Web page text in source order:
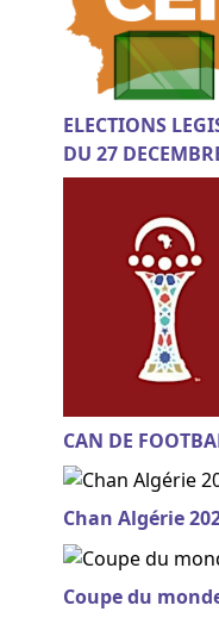
ELECTIONS
DU 27
CAN DE
Chan Algérie
Coupe du